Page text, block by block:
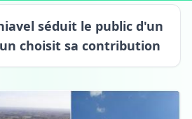
séduit le public d'un
choisit sa contribution